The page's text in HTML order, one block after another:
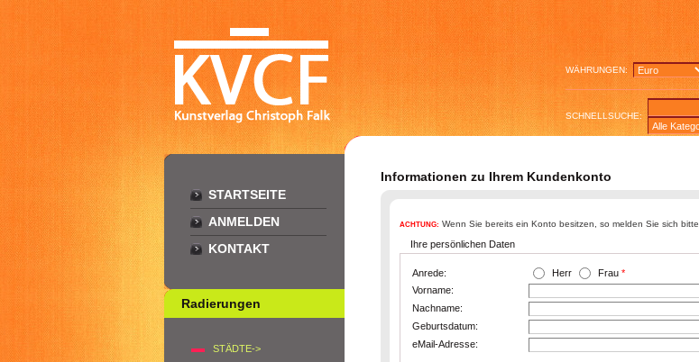
WÄHRUNGEN:
SCHNELLSUCHE:
STARTSEITE
ANMELDEN
KONTAKT
Radierungen
STÄDTE->
Informationen zu Ihrem Kundenkonto
ACHTUNG: Wenn Sie bereits ein Konto besitzen, so melden Sie sich bitte
Ihre persönlichen Daten
Anrede: Herr Frau *
Vorname:
Nachname:
Geburtsdatum:
eMail-Adresse: